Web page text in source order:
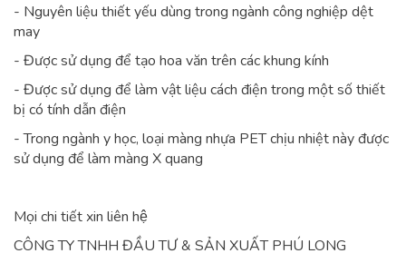
- Nguyên liệu thiết yếu dùng trong ngành công nghiệp dệt
may
- Được sử dụng để tạo hoa văn trên các khung kính
- Được sử dụng để làm vật liệu cách điện trong một số thiết
bị có tính dẫn điện
- Trong ngành y học, loại màng nhựa PET chịu nhiệt này được
sử dụng để làm màng X quang
Mọi chi tiết xin liên hệ
CÔNG TY TNHH ĐẦU TƯ & SẢN XUẤT PHÚ LONG